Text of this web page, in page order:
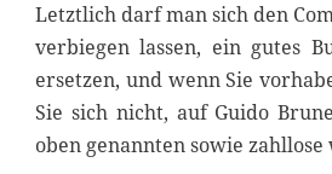
Letztlich darf man sich den
verbiegen lassen, ein gutes
ersetzen, und wenn Sie
Sie sich nicht, auf Guido
oben genannten sowie